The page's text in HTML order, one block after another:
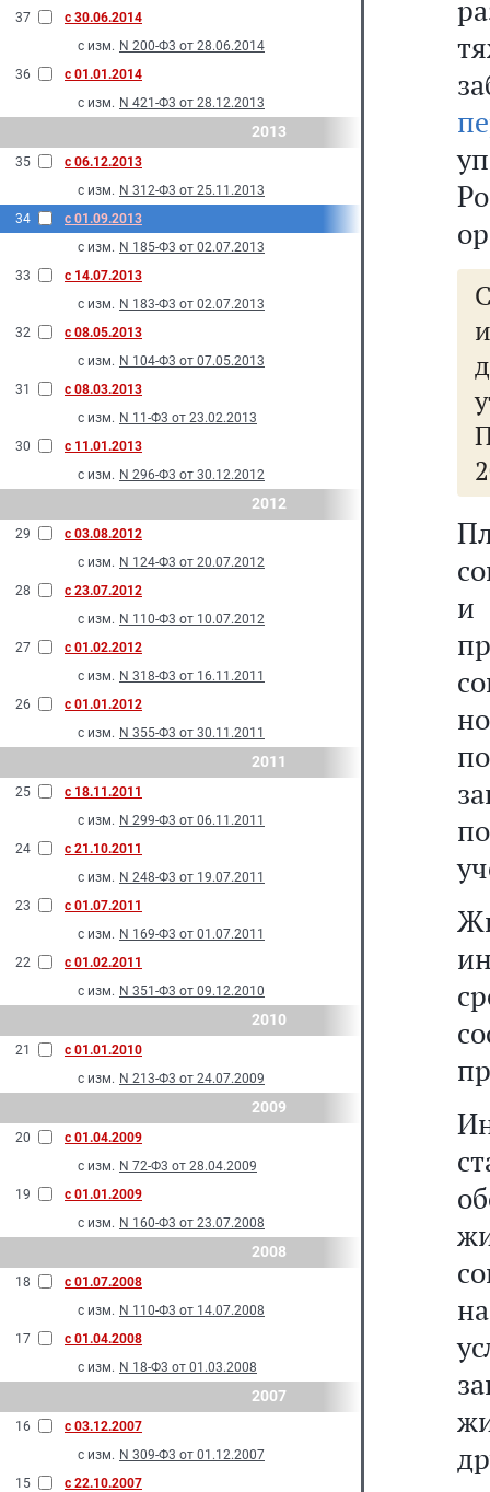
37
с 30.06.2014
с изм. N 200-Ф3 от 28.06.2014
36
с 01.01.2014
с изм. N 421-Ф3 от 28.12.2013
2013
35
с 06.12.2013
с изм. N 312-Ф3 от 25.11.2013
34
с 01.09.2013
с изм. N 185-Ф3 от 02.07.2013
33
с 14.07.2013
с изм. N 183-Ф3 от 02.07.2013
32
с 08.05.2013
с изм. N 104-Ф3 от 07.05.2013
31
с 08.03.2013
с изм. N 11-Ф3 от 23.02.2013
30
с 11.01.2013
с изм. N 296-Ф3 от 30.12.2012
2012
29
с 03.08.2012
с изм. N 124-Ф3 от 20.07.2012
28
с 23.07.2012
с изм. N 110-Ф3 от 10.07.2012
27
с 01.02.2012
с изм. N 318-Ф3 от 16.11.2011
26
с 01.01.2012
с изм. N 355-Ф3 от 30.11.2011
2011
25
с 18.11.2011
с изм. N 299-Ф3 от 06.11.2011
24
с 21.10.2011
с изм. N 248-Ф3 от 19.07.2011
23
с 01.07.2011
с изм. N 169-Ф3 от 01.07.2011
22
с 01.02.2011
с изм. N 351-Ф3 от 09.12.2010
2010
21
с 01.01.2010
с изм. N 213-Ф3 от 24.07.2009
2009
20
с 01.04.2009
с изм. N 72-Ф3 от 28.04.2009
19
с 01.01.2009
с изм. N 160-Ф3 от 23.07.2008
2008
18
с 01.07.2008
с изм. N 110-Ф3 от 14.07.2008
17
с 01.04.2008
с изм. N 18-Ф3 от 01.03.2008
2007
16
с 03.12.2007
с изм. N 309-Ф3 от 01.12.2007
15
с 22.10.2007
и